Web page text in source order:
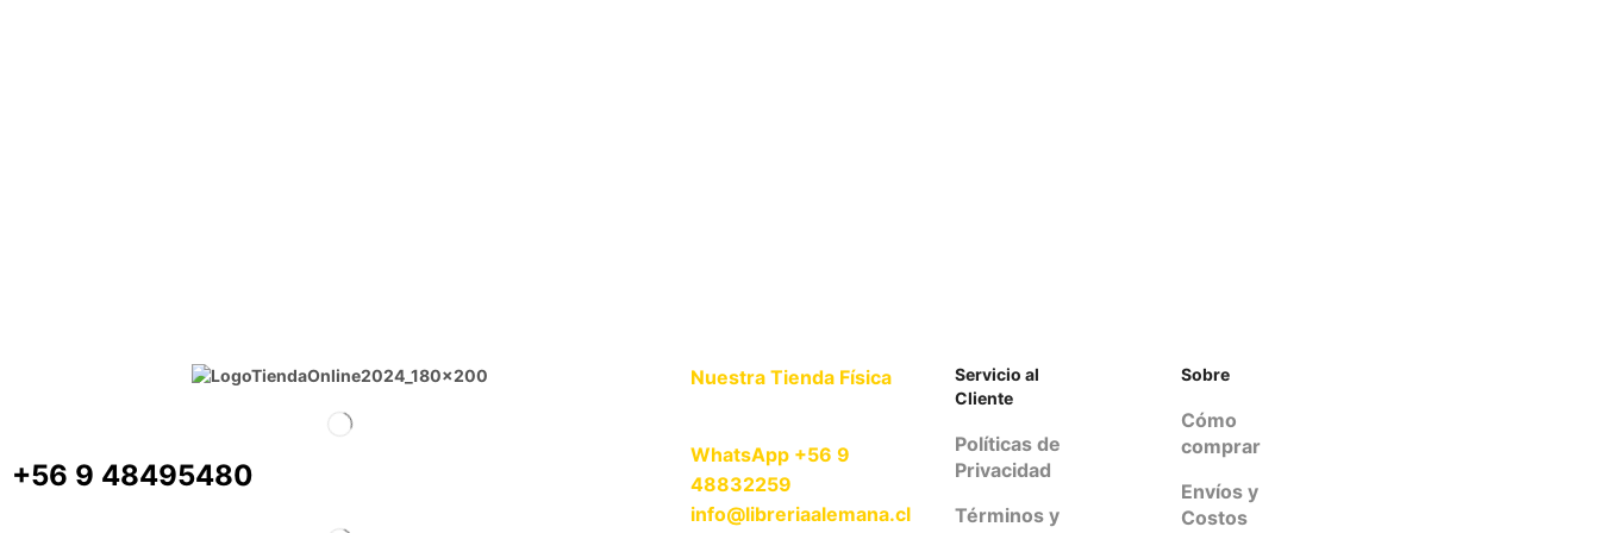
+56 9 48495480
Nuestra Tienda Física
WhatsApp +56 9
48832259
info@libreriaalemana.cl
Servicio al
Cliente
Políticas de
Privacidad
Términos y
Sobre
Cómo
comprar
Envíos y
Costos